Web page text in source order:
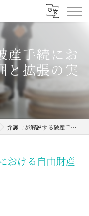
産手続にお
と拡張の実
弁護士が解説する破産手続における自由財産の範囲と拡張の実務
おける自由財産